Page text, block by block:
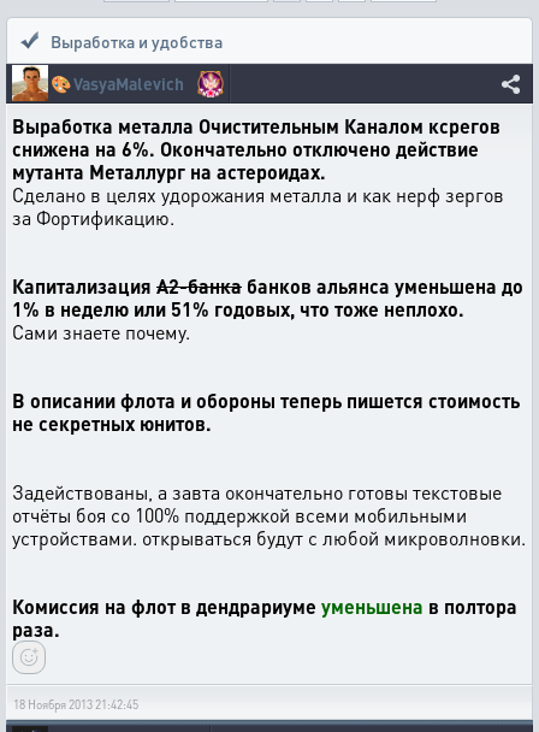
Выработка и удобства
🎨VasyaMalevich
Выработка металла Очистительным Каналом ксрегов
снижена на 6%. Окончательно отключено действие
мутанта Металлург на астероидах.
Сделано в целях удорожания металла и как нерф зергов
за Фортификацию.
Капитализация А2-банка банков альянса уменьшена до
1% в неделю или 51% годовых, что тоже неплохо.
Сами знаете почему.
В описании флота и обороны теперь пишется стоимость
не секретных юнитов.
Задействованы, а завта окончательно готовы текстовые
отчёты боя со 100% поддержкой всеми мобильными
устройствами. открываться будут с любой микроволновки.
Комиссия на флот в дендрариуме уменьшена в полтора
раза.
18 Ноября 2013 21:42:45